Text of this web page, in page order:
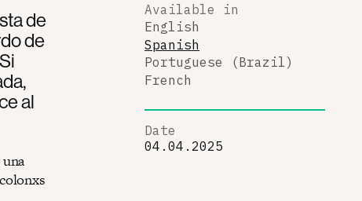
de
de
al
Available in
English
Spanish
Portuguese (Brazil)
French
Date
04.04.2025